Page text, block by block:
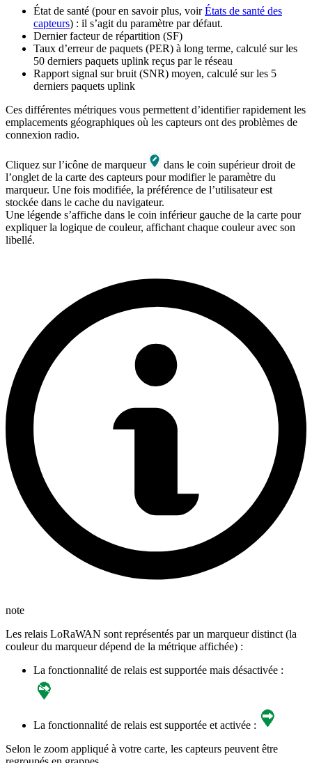
État de santé (pour en savoir plus, voirÉtats de santé des
capteurs) : il s’agit du paramètre par défaut.
Dernier facteur de répartition (SF)
Taux d’erreur de paquets (PER) à long terme, calculé sur les
50 derniers paquets uplink reçus par le réseau
Rapport signal sur bruit (SNR) moyen, calculé sur les 5
derniers paquets uplink
Ces différentes métriques vous permettent d’identifier rapidement les
emplacements géographiques où les capteurs ont des problèmes de
connexion radio.
Cliquez sur l’icône de marqueur
dans le coin supérieur droit de
l’onglet de la carte des capteurs pour modifier le paramètre du
marqueur. Une fois modifiée, la préférence de l’utilisateur est
stockée dans le cache du navigateur.
Une légende s’affiche dans le coin inférieur gauche de la carte pour
expliquer la logique de couleur, affichant chaque couleur avec son
libellé.
note
Les relais LoRaWAN sont représentés par un marqueur distinct (la
couleur du marqueur dépend de la métrique affichée) :
La fonctionnalité de relais est supportée mais désactivée :
La fonctionnalité de relais est supportée et activée :
Selon le zoom appliqué à votre carte, les capteurs peuvent être